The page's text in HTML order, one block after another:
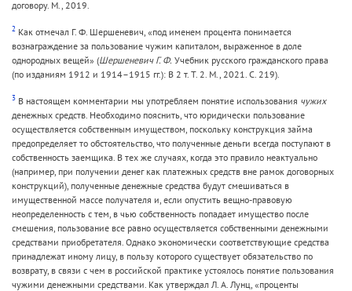
договору. М., 2019.
2 Как отмечал Г. Ф. Шершеневич, «под именем процента понимается
вознаграждение за пользование чужим капиталом, выраженное в доле
однородных вещей» (Шершеневич Г. Ф. Учебник русского гражданского права
(по изданиям 1912 и 1914–1915 гг.): В 2 т. Т. 2. М., 2021. С. 219).
3 В настоящем комментарии мы употребляем понятие использования чужих
денежных средств. Необходимо пояснить, что юридически пользование
осуществляется собственным имуществом, поскольку конструкция займа
предопределяет то обстоятельство, что полученные деньги всегда поступают в
собственность заемщика. В тех же случаях, когда это правило неактуально
(например, при получении денег как платежных средств вне рамок договорных
конструкций), полученные денежные средства будут смешиваться в
имущественной массе получателя и, если опустить вещно-правовую
неопределенность с тем, в чью собственность попадает имущество после
смешения, пользование все равно осуществляется собственными денежными
средствами приобретателя. Однако экономически соответствующие средства
принадлежат иному лицу, в пользу которого существует обязательство по
возврату, в связи с чем в российской практике устоялось понятие пользования
чужими денежными средствами. Как утверждал Л. А. Лунц, «проценты